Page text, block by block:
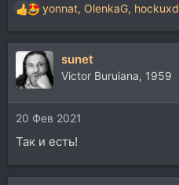
Р
е
а
ц
и
и
:
yonnat, OlenkaG, hockuxd
sunet
Victor Buruiana, 1959
20 Фев 2021
Так и есть!